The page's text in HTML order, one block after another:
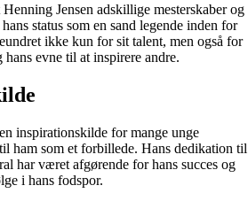
Jensen adskillige mesterskaber og
status som en sand legende inden for
ikke kun for sit talent, men også for
evne til at inspirere andre.
inspirationskilde for mange unge
ham som et forbillede. Hans dedikation til
har været afgørende for hans succes og
i hans fodspor.